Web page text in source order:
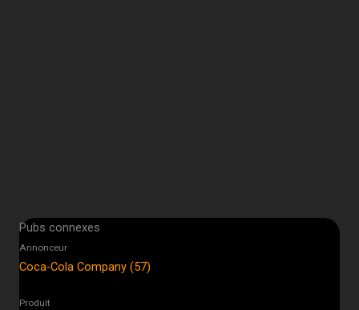
Pubs connexes
Annonceur
Coca-Cola Company (57)
Produit